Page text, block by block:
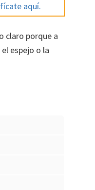
aquí.
claro porque a
espejo o la